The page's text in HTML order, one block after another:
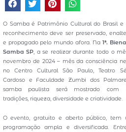
O Samba é Patrimônio Cultural do Brasil e
reconhecimento deve ser preservado,
e propagado pelo mundo afora. Na 1ª.
Samba SP , a se realizar durante todo o
novembro de 2024 – mês da consciência
no Centro Cultural São Paulo, Teatro
Cardoso e Faculdade Zumbi dos
samba paulista será mostrado com
tradições, riqueza, diversidade e criatividade.
O evento, gratuito e aberto público, tem
programação ampla e diversificada.